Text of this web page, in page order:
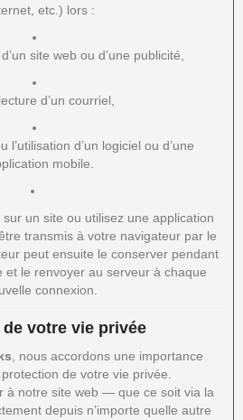
etc.) lors :
site web ou d’une publicité,
d’un courriel,
l’utilisation d’un logiciel ou d’une
mobile.
un site ou utilisez une application
transmis à votre navigateur par le
peut ensuite le conserver pendant
et le renvoyer au serveur à chaque
connexion.
de votre vie privée
, nous accordons une importance
de votre vie privée.
à notre site web — que ce soit via la
depuis n’importe quelle autre